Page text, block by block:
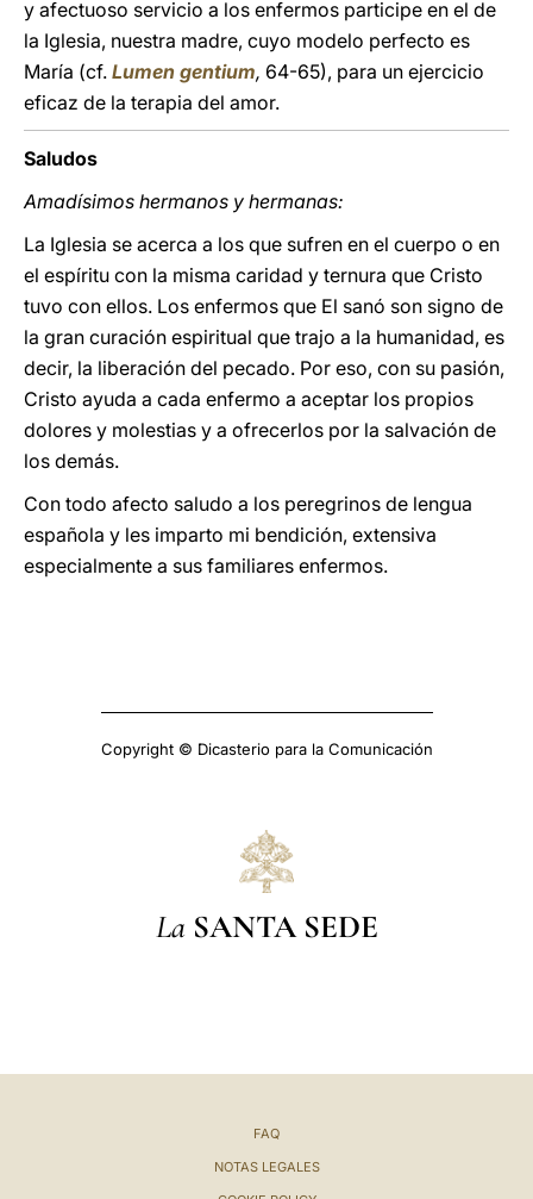
y afectuoso servicio a los enfermos participe en el de
la Iglesia, nuestra madre, cuyo modelo perfecto es
María (cf. Lumen gentium, 64-65), para un ejercicio
eficaz de la terapia del amor.
Saludos
Amadísimos hermanos y hermanas:
La Iglesia se acerca a los que sufren en el cuerpo o en
el espíritu con la misma caridad y ternura que Cristo
tuvo con ellos. Los enfermos que El sanó son signo de
la gran curación espiritual que trajo a la humanidad, es
decir, la liberación del pecado. Por eso, con su pasión,
Cristo ayuda a cada enfermo a aceptar los propios
dolores y molestias y a ofrecerlos por la salvación de
los demás.
Con todo afecto saludo a los peregrinos de lengua
española y les imparto mi bendición, extensiva
especialmente a sus familiares enfermos.
Copyright © Dicasterio para la Comunicación
La SANTA SEDE
FAQ
NOTAS LEGALES